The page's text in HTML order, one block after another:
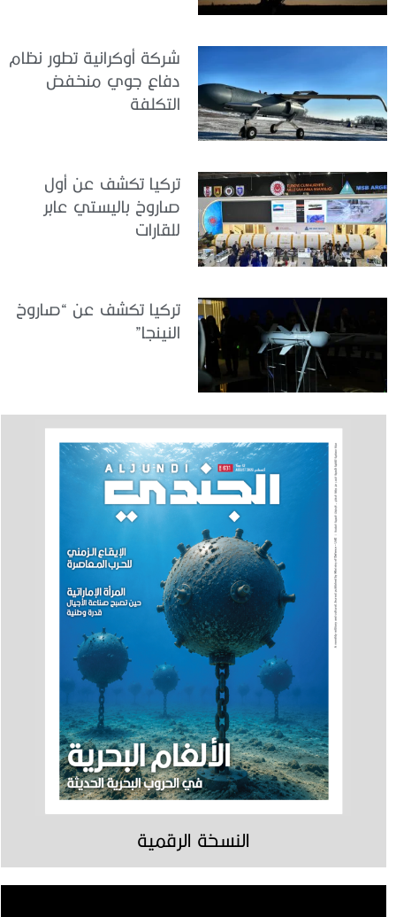
شركة أوكرانية تطور نظام
دفاع جوي منخفض
التكلفة
تركيا تكشف عن أول
صاروخ باليستي عابر
للقارات
تركيا تكشف عن “صاروخ
النينجا”
النسخة الرقمية